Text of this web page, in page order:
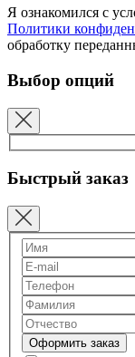
Я ознакомился с
Политики
обработку
Выбор опций
Быстрый заказ